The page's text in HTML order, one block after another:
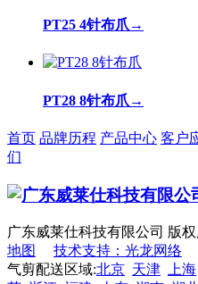
PT25 4针布爪 →
PT28 8针布爪 →
首页 品牌历程 产品中心 客户
们
广东威莱仕科技有限公司 版
地图
技术支持：光龙网络
气剪配送区域:北京 天津 上海